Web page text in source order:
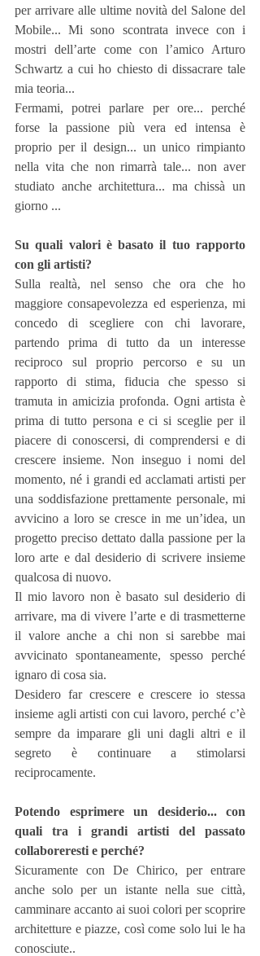
per arrivare alle ultime novità del Salone del
Mobile... Mi sono scontrata invece con i
mostri dell’arte come con l’amico Arturo
Schwartz a cui ho chiesto di dissacrare tale
mia teoria...
Fermami, potrei parlare per ore... perché
forse la passione più vera ed intensa è
proprio per il design... un unico rimpianto
nella vita che non rimarrà tale... non aver
studiato anche architettura... ma chissà un
giorno ...
Su quali valori è basato il tuo rapporto
con gli artisti?
Sulla realtà, nel senso che ora che ho
maggiore consapevolezza ed esperienza, mi
concedo di scegliere con chi lavorare,
partendo prima di tutto da un interesse
reciproco sul proprio percorso e su un
rapporto di stima, fiducia che spesso si
tramuta in amicizia profonda. Ogni artista è
prima di tutto persona e ci si sceglie per il
piacere di conoscersi, di comprendersi e di
crescere insieme. Non inseguo i nomi del
momento, né i grandi ed acclamati artisti per
una soddisfazione prettamente personale, mi
avvicino a loro se cresce in me un’idea, un
progetto preciso dettato dalla passione per la
loro arte e dal desiderio di scrivere insieme
qualcosa di nuovo.
Il mio lavoro non è basato sul desiderio di
arrivare, ma di vivere l’arte e di trasmetterne
il valore anche a chi non si sarebbe mai
avvicinato spontaneamente, spesso perché
ignaro di cosa sia.
Desidero far crescere e crescere io stessa
insieme agli artisti con cui lavoro, perché c’è
sempre da imparare gli uni dagli altri e il
segreto è continuare a stimolarsi
reciprocamente.
Potendo esprimere un desiderio... con
quali tra i grandi artisti del passato
collaboreresti e perché?
Sicuramente con De Chirico, per entrare
anche solo per un istante nella sue città,
camminare accanto ai suoi colori per scoprire
architetture e piazze, così come solo lui le ha
conosciute..